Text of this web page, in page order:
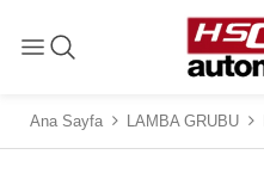
Ana Sayfa LAMBA GRUBU